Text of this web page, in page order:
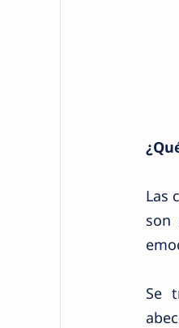
Las
son
Se